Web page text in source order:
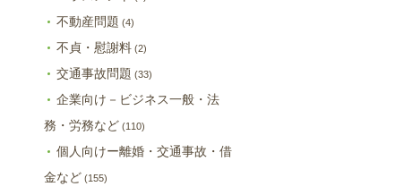
不動産問題 (4)
不貞・慰謝料 (2)
交通事故問題 (33)
企業向け－ビジネス一般・法
務・労務など (110)
個人向けー離婚・交通事故・借
金など (155)